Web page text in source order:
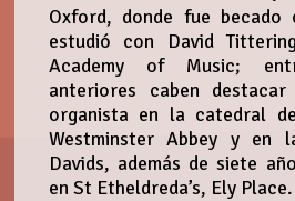
Oxford, donde fue becado
estudió con David
Academy of Music;
anteriores caben
organista en la catedral
Westminster Abbey y en
Davids, además de siete
en St Etheldreda’s, Ely Place.